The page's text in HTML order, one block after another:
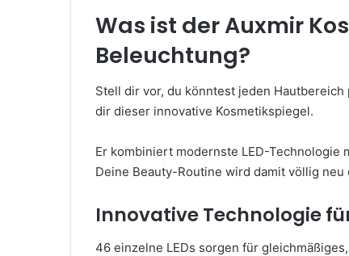
Was ist der Auxmir
Beleuchtung?
Stell dir vor, du könntest jeden
dir dieser innovative Kosmetikspiegel.
Er kombiniert modernste LED-
Deine Beauty-Routine wird damit völlig
Innovative Technologie
46 einzelne LEDs sorgen für